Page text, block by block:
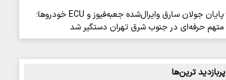
پایان جولان سارق وایرال‌شده جعبه‌فیوز و ECU خودروها؛
متهم حرفه‌ای در جنوب شرق تهران دستگیر شد
پربازدید ترین‌ها